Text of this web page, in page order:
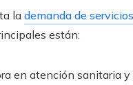
la demanda de
están:
en atención sanitaria y